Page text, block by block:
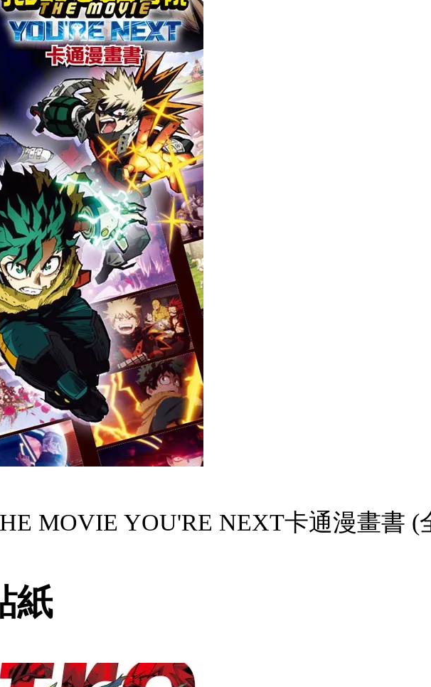
MOVIE YOU'RE NEXT卡通漫畫書 (
紙